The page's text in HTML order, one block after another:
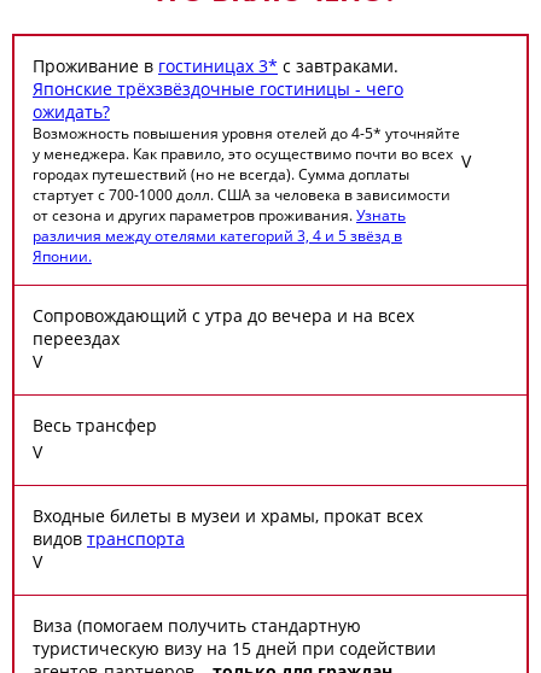
Проживание в гостиницах 3* с завтраками.
Японские трёхзвёздочные гостиницы - чего
ожидать?
Возможность повышения уровня отелей до 4-5* уточняйте
у менеджера. Как правило, это осуществимо почти во всех
городах путешествий (но не всегда). Сумма доплаты
стартует с 700-1000 долл. США за человека в зависимости
от сезона и других параметров проживания.Узнать
различия между отелями категорий 3, 4 и 5 звёзд в
Японии.
V
Сопровождающий с утра до вечера и на всех
переездах
V
Весь трансфер
V
Входные билеты в музеи и храмы, прокат всех
видов транспорта
V
Виза (помогаем получить стандартную
туристическую визу на 15 дней при содействии